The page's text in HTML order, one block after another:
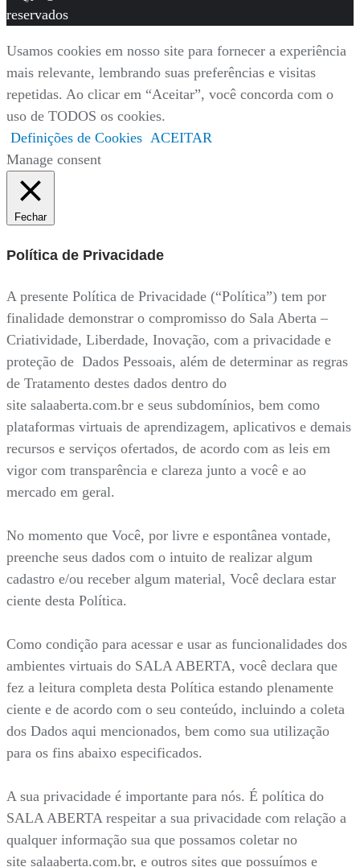
reservados
Usamos cookies em nosso site para fornecer a experiência
mais relevante, lembrando suas preferências e visitas
repetidas. Ao clicar em “Aceitar”, você concorda com o
uso de TODOS os cookies.
Definições de Cookies ACEITAR
Manage consent
Fechar
Política de Privacidade
A presente Política de Privacidade (“Política”) tem por
finalidade demonstrar o compromisso do Sala Aberta –
Criatividade, Liberdade, Inovação, com a privacidade e
proteção de Dados Pessoais, além de determinar as regras
de Tratamento destes dados dentro do
site salaaberta.com.br e seus subdomínios, bem como
plataformas virtuais de aprendizagem, aplicativos e demais
recursos e serviços ofertados, de acordo com as leis em
vigor com transparência e clareza junto a você e ao
mercado em geral.
No momento que Você, por livre e espontânea vontade,
preenche seus dados com o intuito de realizar algum
cadastro e/ou receber algum material, Você declara estar
ciente desta Política.
Como condição para acessar e usar as funcionalidades dos
ambientes virtuais do SALA ABERTA, você declara que
fez a leitura completa desta Política estando plenamente
ciente e de acordo com o seu conteúdo, incluindo a coleta
dos Dados aqui mencionados, bem como sua utilização
para os fins abaixo especificados.
A sua privacidade é importante para nós. É política do
SALA ABERTA respeitar a sua privacidade com relação a
qualquer informação sua que possamos coletar no
site salaaberta.com.br, e outros sites que possuímos e